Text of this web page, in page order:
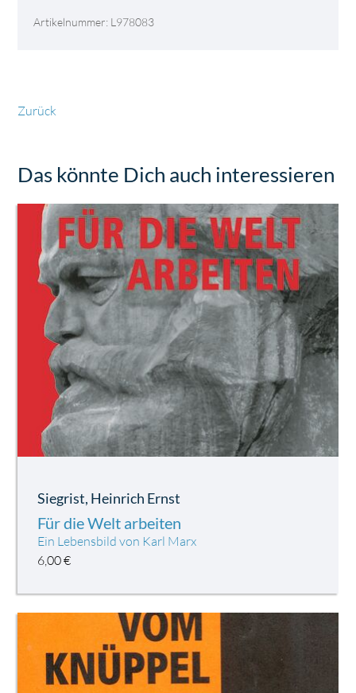
Artikelnummer: L978083
Zurück
Das könnte Dich auch interessieren
Siegrist, Heinrich Ernst
Für die Welt arbeiten
Ein Lebensbild von Karl Marx
6,00€